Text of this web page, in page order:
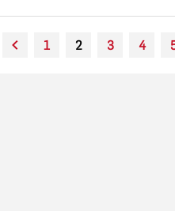
1 2 3 4